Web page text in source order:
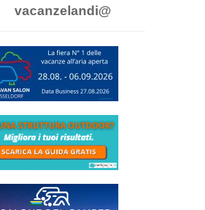
vacanzelandi@